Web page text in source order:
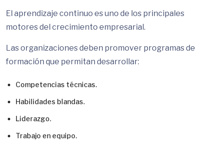
El aprendizaje continuo es uno de los principales
motores del crecimiento empresarial.
Las organizaciones deben promover programas de
formación que permitan desarrollar:
Competencias técnicas.
Habilidades blandas.
Liderazgo.
Trabajo en equipo.